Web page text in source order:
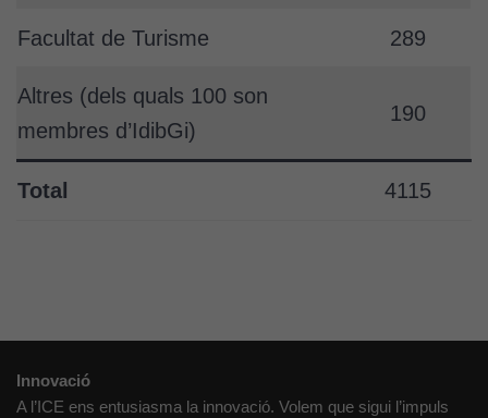
Facultat de Turisme 289
Altres (dels quals 100 son
membres d’IdibGi)
190
Total 4115
Innovació
A l’ICE ens entusiasma la innovació. Volem que sigui l’impuls